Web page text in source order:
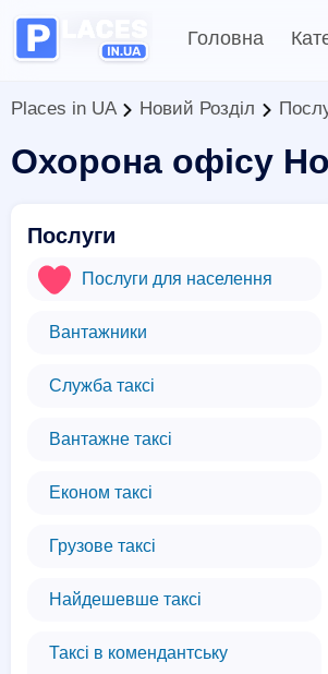
Головна
Places in UA Новий Розділ
Охорона офісу
Послуги
Послуги для населення
Вантажники
Служба таксі
Вантажне таксі
Економ таксі
Грузове таксі
Найдешевше таксі
Таксі в комендантську